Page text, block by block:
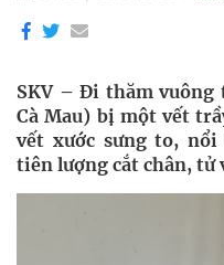
SKV – Đi thăm vuông
Cà Mau) bị một vết
vết xước sưng to,
tiên lượng cắt chân, tử